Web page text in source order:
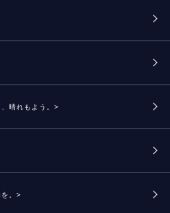
晴れもよう。>
。>